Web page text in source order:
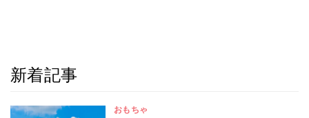
新着記事
おもちゃ